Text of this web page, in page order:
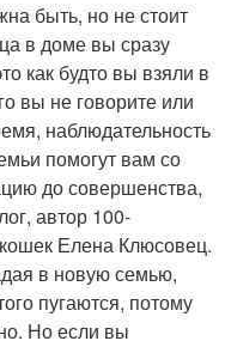
быть, но не стоит
в доме вы сразу
как будто вы взяли в
вы не говорите или
наблюдательность
помогут вам со
до совершенства,
автор 100-
Елена Клюсовец.
в новую семью,
пугаются, потому
Но если вы